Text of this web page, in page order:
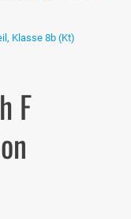
Klasse 8b (Kt)
F